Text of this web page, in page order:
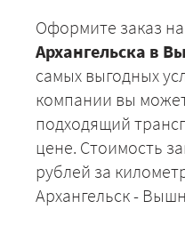
Оформите заказ на
Архангельска в
самых выгодных
компании вы
подходящий
цене. Стоимость
рублей за
Архангельск -